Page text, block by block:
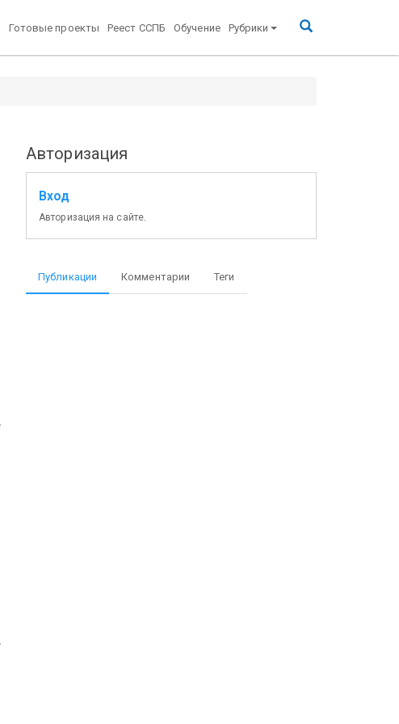
Готовые проекты Реест ССПБ Обучение Рубрики
Авторизация
Вход
Авторизация на сайте.
Публикации Комментарии Теги